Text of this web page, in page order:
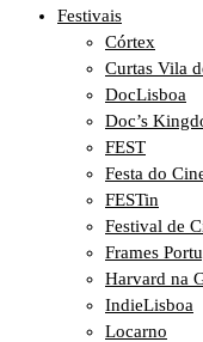
Festivais
Córtex
Curtas Vila
DocLisboa
Doc’s
FEST
Festa do
FESTin
Festival de
Frames
Harvard na
IndieLisboa
Locarno